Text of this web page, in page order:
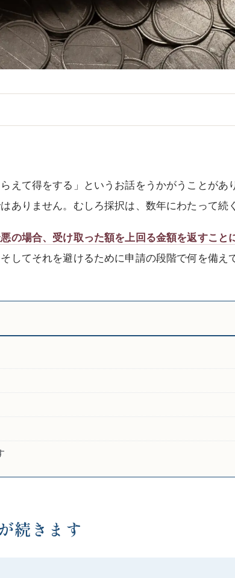
えて得をする」というお話をうかがうことがあ
ありません。むしろ採択は、数年にわたって続
の場合、受け取った額を上回る金額を返すこと
してそれを避けるために申請の段階で何を備え
続きます